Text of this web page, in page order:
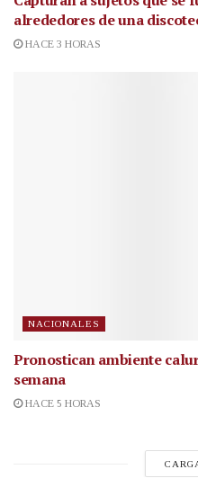
alrededores de una
HACE 3 HORAS
NACIONALES
Pronostican ambiente
semana
HACE 5 HORAS